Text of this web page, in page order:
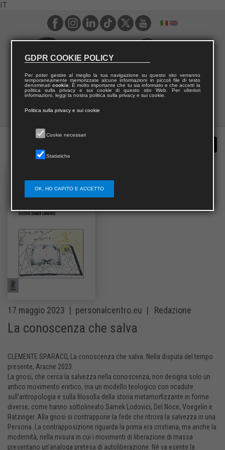
IT
17 maggio 2023 | personalcentro.eu | Redazione
La conoscenza che salva
CLEMENTE SPARACO, La conoscenza che salva. Nella disputa del tempo
presente, Aracne 2023.
La gnosi, che cerca la salvezza nella conoscenza, non designa solo un
antico movimento eretico, ma un modello teologico con ricadute
sull’antropologia e sulla filosofia della storia metamorfizzante in forme
diverse, come hanno sottolineato Samek Lodovici, Del Noce, Voegelin e
Ratzinger. Alla gnosi si contrappone la fede che ritrova la salvezza in una
Persona. La contrapposizione riguarda la prima era cristiana, ma anche la
modernità, nella misura in cui i movimenti di liberazione di massa
presentano un’analoga pretesa di autoliberazione. Né va esente la
GDPR COOKIE POLICY
Per poter gestire al meglio la tua navigazione su questo sito verranno
temporaneamente memorizzate alcune informazioni in piccoli file di testo
denominati cookie. È molto importante che tu sia informato e che accetti la
politica sulla privacy e sui cookie di questo sito Web. Per ulteriori
informazioni, leggi la nostra politica sulla privacy e sui cookie.
Politica sulla privacy e sui cookie
Cookie necessari
Statistiche
OK, HO CAPITO E ACCETTO